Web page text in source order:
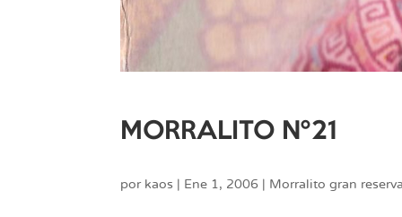
MORRALITO Nº21
por kaos Ene 1, 2006 Morralito gran